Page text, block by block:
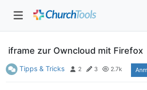
iframe zur Owncloud mit Firefox
Tipps & Tricks 2 3 2.7k